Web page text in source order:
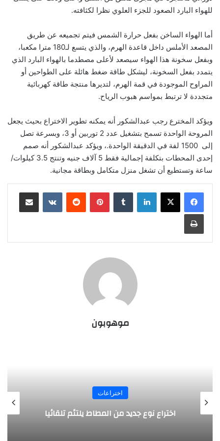
للهواء البارد الصعود للجزء العلوي نظرا لكثافته.
أما الهواء الساخن بفعل حرارة الشمس فيتم تجميعه عن طريق
المصعد الأملس داخل قاعدة الهرم، والذي يتسع لـ180 مترا مكعبا،
وبفعل سخونة هذا الهواء سيصعد لأعلى مصطدما بالهواء البارد الذي
يتمدد بفعل السخونة، ليشكل طاقة ضغط هائلة على الطواحين أو
المراوح الموجودة في قمة الهرم، لتديرها منتجة طاقة كهربائية
متجددة لا ترتبط بمواسم هبوب الرياح.
ويؤكد المخترع رجب عبدالشكور أنه يمكنه تطوير الاختراع بحيث يجعل
المروحة الواحدة تسمح بتشغيل عدد 2 توربين أو 3، وبسرعة تصل
إلى 1500 لفة في الدقيقة الواحدة.، ويؤكد عبدالشكور أنه صمم
إحدى المحطات بتكلفة إجمالية فقط 5 آلاف جنيه وتنتج 3.5 كيلوات/
ساعة وتستطيع أن تشغل منزل متكامل وبطاقة مجانية.
لينكدإن بينتيريست
موهوبون
اختراعات
روبوت جديد لاستكشاف أعماق البحار